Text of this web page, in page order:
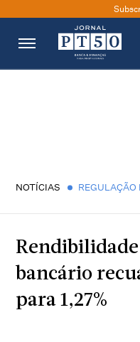
NOTÍCIAS REGULAÇÃO
bancário
para 1,27%